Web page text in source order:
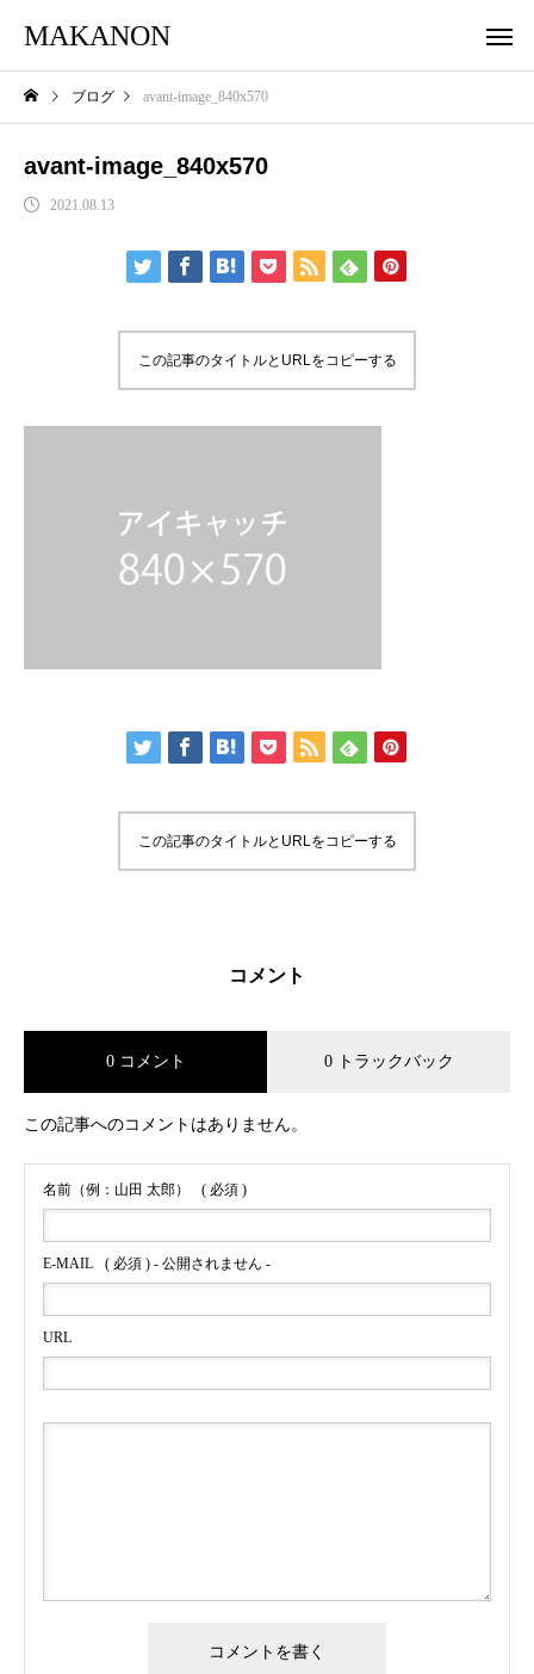
MAKANON
ブログ avant-image_840x570
avant-image_840x570
2021.08.13
この記事のタイトルとURLをコピーする
この記事のタイトルとURLをコピーする
コメント
0 コメント 0 トラックバック
この記事へのコメントはありません。
名前（例：山田 太郎） ( 必須 )
E-MAIL ( 必須 ) - 公開されません -
URL